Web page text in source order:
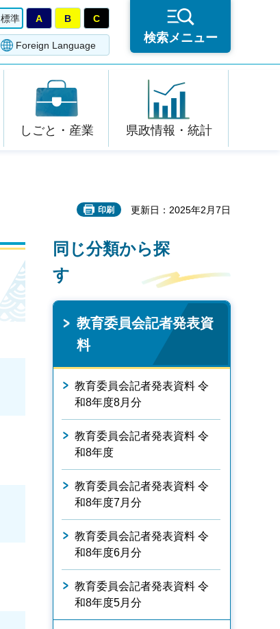
標準 A B C
Foreign Language
検索メニュー
しごと・産業 県政情報・統計
印刷 更新日：2025年2月7日
同じ分類から探
す
教育委員会記者発表資
料
教育委員会記者発表資料 令
和8年度8月分
教育委員会記者発表資料 令
和8年度
教育委員会記者発表資料 令
和8年度7月分
教育委員会記者発表資料 令
和8年度6月分
教育委員会記者発表資料 令
和8年度5月分